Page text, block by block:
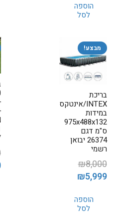
היה:
₪6,000.
הוא:הוספה
לסל
מבצע!
בריכת
INTEX/אינטקס
במידות
975x488x132
ס"מ דגם
26374 יבואן
רשמי
₪8,000
המחיר
היה:
₪8,000.
₪5,999
הוא:הוספה
לסל